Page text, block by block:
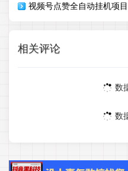
视频号点赞全自动挂机项
50+
相关评论
数
数